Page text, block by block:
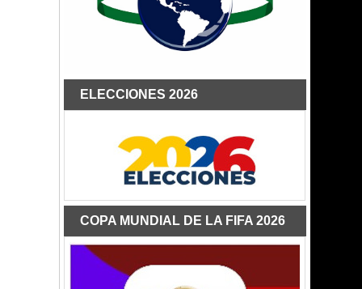
ELECCIONES 2026
COPA MUNDIAL DE LA FIFA 2026